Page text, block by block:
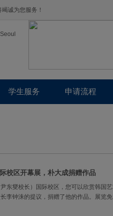
诚为您服务！
学生服务 申请流程
校区开幕展，朴大成捐赠作品
东燮校长）国际校区，您可以欣赏韩国
李钟洙的提议，捐赠了他的作品。展览